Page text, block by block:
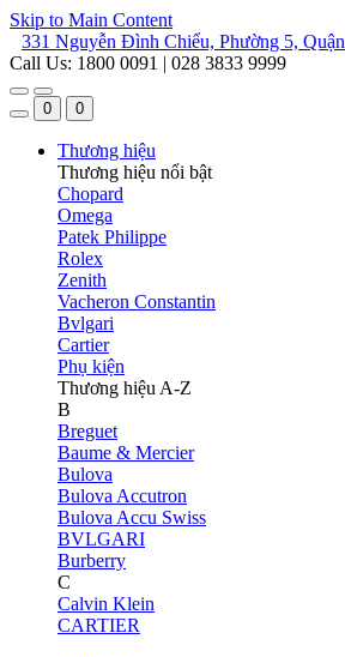
Skip to Main Content
331 Nguyễn Đình Chiểu, Phường 5,
Call Us: 1800 0091 | 028 3833 9999
0 0
Thương hiệu
Thương hiệu nổi bật
Chopard
Omega
Patek Philippe
Rolex
Zenith
Vacheron Constantin
Bvlgari
Cartier
Phụ kiện
Thương hiệu A-Z
B
Breguet
Baume & Mercier
Bulova
Bulova Accutron
Bulova Accu Swiss
BVLGARI
Burberry
C
Calvin Klein
CARTIER